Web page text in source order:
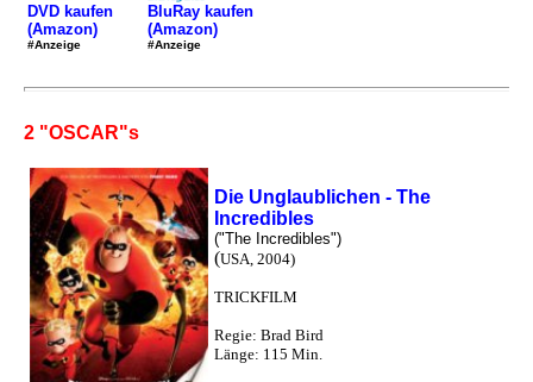
DVD kaufen
(Amazon)
#Anzeige
BluRay kaufen
(Amazon)
#Anzeige
2 "OSCAR"s
Die Unglaublichen - The
Incredibles
("The Incredibles")
(USA, 2004)
TRICKFILM
Regie: Brad Bird
Länge: 115 Min.